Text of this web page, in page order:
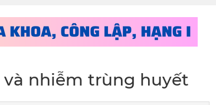
nhiễm trùng huyết